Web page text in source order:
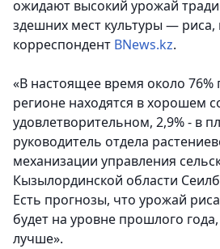
ожидают высокий урожай
здешних мест культуры — риса,
корреспондент BNews.kz.
«В настоящее время около 76%
регионе находятся в хорошем
удовлетворительном, 2,9% - в
руководитель отдела
механизации управления
Кызылординской области
Есть прогнозы, что урожай
будет на уровне прошлого
лучше».